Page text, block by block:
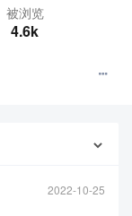
被浏览
4.6k
2022-10-25